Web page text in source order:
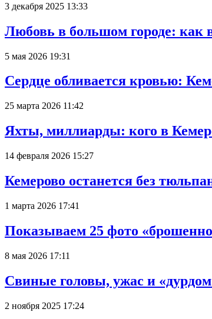
3 декабря 2025 13:33
Любовь в большом городе: как
5 мая 2026 19:31
Сердце обливается кровью:
25 марта 2026 11:42
Яхты, миллиарды: кого в
14 февраля 2026 15:27
Кемерово останется без
1 марта 2026 17:41
Показываем 25 фото
8 мая 2026 17:11
Свиные головы, ужас и
2 ноября 2025 17:24